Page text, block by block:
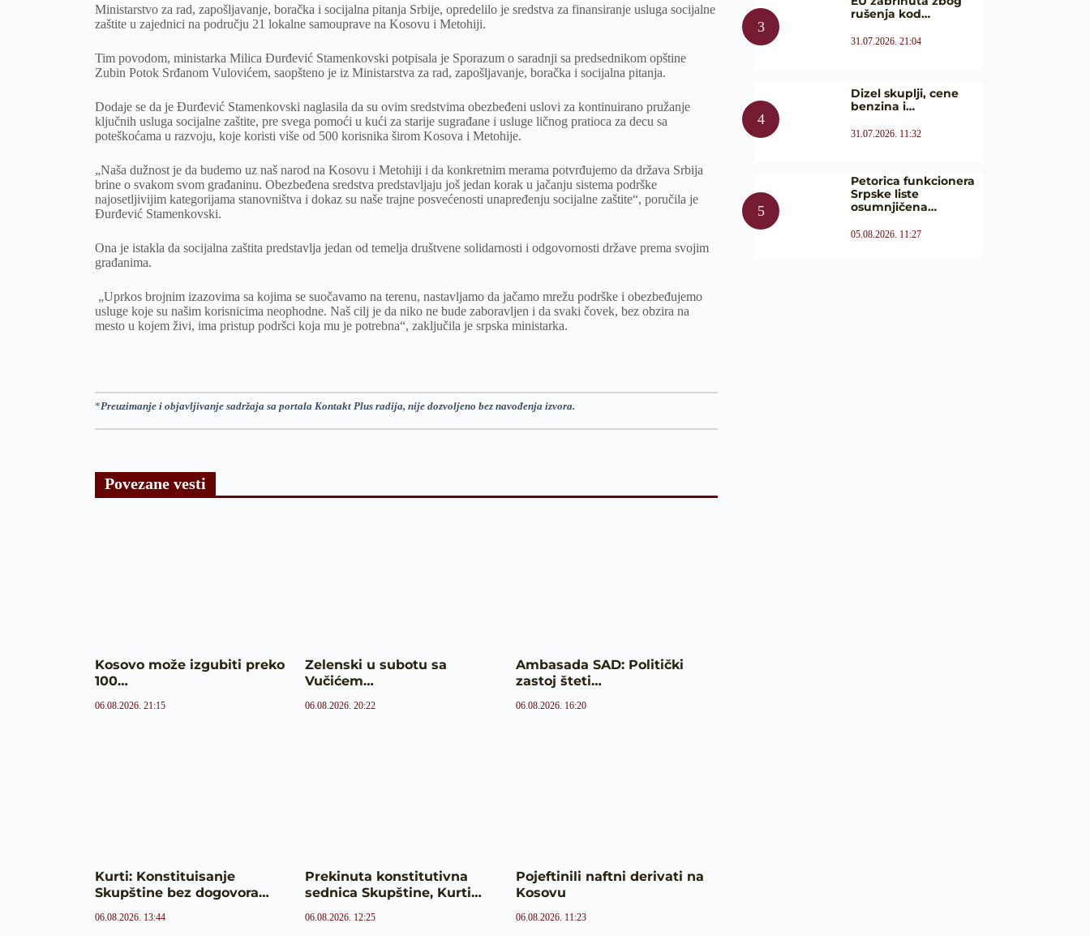
Ministarstvo za rad, zapošljavanje, boračka i socijalna pitanja Srbije, opredelilo je sredstva za finansiranje usluga socijalne
zaštite u zajednici na području 21 lokalne samouprave na Kosovu i Metohiji.
Tim povodom, ministarka Milica Đurđević Stamenkovski potpisala je Sporazum o saradnji sa predsednikom opštine
Zubin Potok Srđanom Vulovićem, saopšteno je iz Ministarstva za rad, zapošljavanje, boračka i socijalna pitanja.
Dodaje se da je Đurđević Stamenkovski naglasila da su ovim sredstvima obezbeđeni uslovi za kontinuirano pružanje
ključnih usluga socijalne zaštite, pre svega pomoći u kući za starije sugrađane i usluge ličnog pratioca za decu sa
poteškoćama u razvoju, koje koristi više od 500 korisnika širom Kosova i Metohije.
„Naša dužnost je da budemo uz naš narod na Kosovu i Metohiji i da konkretnim merama potvrđujemo da država Srbija
brine o svakom svom građaninu. Obezbeđena sredstva predstavljaju još jedan korak u jačanju sistema podrške
najosetljivijim kategorijama stanovništva i dokaz su naše trajne posvećenosti unapređenju socijalne zaštite“, poručila je
Đurđević Stamenkovski.
Ona je istakla da socijalna zaštita predstavlja jedan od temelja društvene solidarnosti i odgovornosti države prema svojim
građanima.
„Uprkos brojnim izazovima sa kojima se suočavamo na terenu, nastavljamo da jačamo mrežu podrške i obezbeđujemo
usluge koje su našim korisnicima neophodne. Naš cilj je da niko ne bude zaboravljen i da svaki čovek, bez obzira na
mesto u kojem živi, ima pristup podršci koja mu je potrebna“, zaključila je srpska ministarka.
*Preuzimanje i objavljivanje sadržaja sa portala Kontakt Plus radija, nije dozvoljeno bez navođenja izvora.
Povezane vesti
Kosovo može izgubiti preko
100…
06.08.2026. 21:15
Zelenski u subotu sa
Vučićem…
06.08.2026. 20:22
Ambasada SAD: Politički
zastoj šteti…
06.08.2026. 16:20
Kurti: Konstituisanje
Skupštine bez dogovora…
06.08.2026. 13:44
Prekinuta konstitutivna
sednica Skupštine, Kurti…
06.08.2026. 12:25
Pojeftinili naftni derivati na
Kosovu
06.08.2026. 11:23
rušenja kod…
31.07.2026. 21:04
Dizel skuplji, cene
benzina i…
31.07.2026. 11:32
Petorica funkcionera
Srpske liste
osumnjičena…
05.08.2026. 11:27